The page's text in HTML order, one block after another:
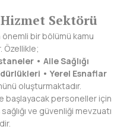
Sektörü
önemli bir bölümü kamu
Özellikle;
• Aile Sağlığı
• Yerel Esnaflar
oluşturmaktadır.
başlayacak personeller için
ve güvenliği mevzuatı